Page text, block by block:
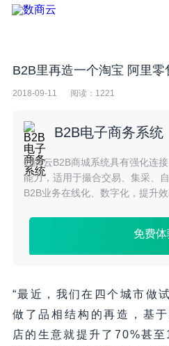
B2B里再造一个淘宝 阿里零
2018-09-11 阅读： 1221
B2B电子商务系统
数商云B2B商城系统具有强化连
能力，适用于撮合交易、集采、
B2B业务在线化、数字化，提升效
免费
“最近，我们在四个城市做
做了品相结构的再造，基
店的生意就提升了70%甚